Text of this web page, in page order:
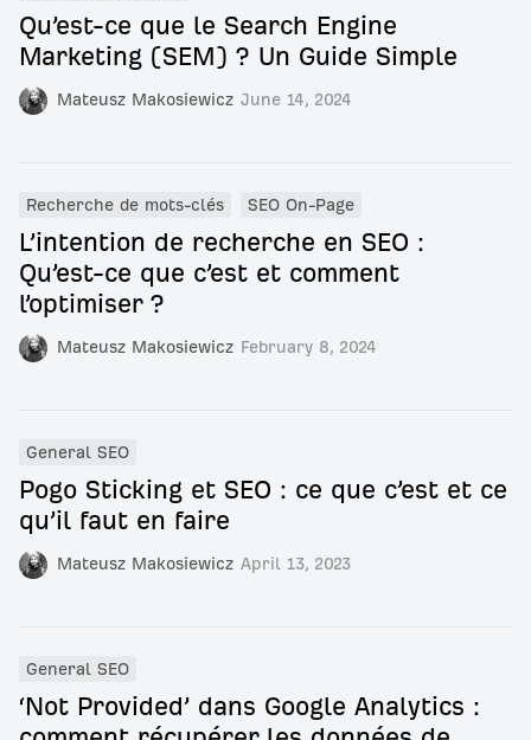
Mateusz Makosiewicz June 14, 2024
Qu’est-ce que le Search Engine
Marketing (SEM) ? Un Guide Simple
Mateusz Makosiewicz February 8, 2024
Recherche de mots-clés SEO On-Page
L’intention de recherche en SEO :
Qu’est-ce que c’est et comment
l’optimiser ?
Mateusz Makosiewicz April 13, 2023
General SEO
Pogo Sticking et SEO : ce que c’est et ce
qu’il faut en faire
General SEO
‘Not Provided’ dans Google Analytics :